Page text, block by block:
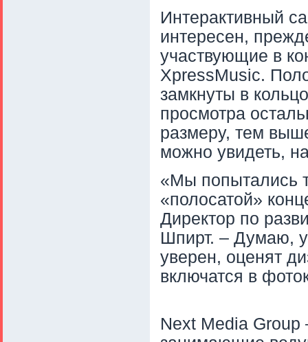
Интерактивный
интересен,
участвующие в
XpressMusic.
замкнуты в
просмотра
размеру, тем
можно увидеть,
«Мы попытались
«полосатой»
Директор по
Шпирт. – Думаю, у
уверен, оценят
включатся в
Next Media Group